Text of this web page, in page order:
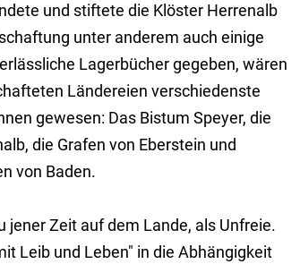
und stiftete die Klöster Herrenalb
unter anderem auch einige
Lagerbücher gegeben, wären
Ländereien verschiedenste
gewesen: Das Bistum Speyer, die
die Grafen von Eberstein und
von Baden.
jener Zeit auf dem Lande, als Unfreie.
Leib und Leben" in die Abhängigkeit